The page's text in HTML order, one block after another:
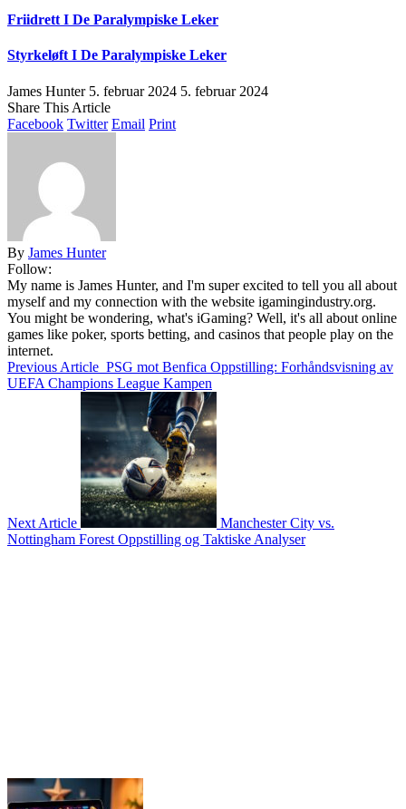
Friidrett I De Paralympiske Leker
Styrkeløft I De Paralympiske Leker
James Hunter 5. februar 2024 5. februar 2024
Share This Article
Facebook Twitter Email Print
By James Hunter
Follow:
My name is James Hunter, and I'm super excited to tell you all about
myself and my connection with the website igamingindustry.org.
You might be wondering, what's iGaming? Well, it's all about online
games like poker, sports betting, and casinos that people play on the
internet.
Previous Article PSG mot Benfica Oppstilling: Forhåndsvisning av
UEFA Champions League Kampen
Next Article
Manchester City vs.
Nottingham Forest Oppstilling og Taktiske Analyser